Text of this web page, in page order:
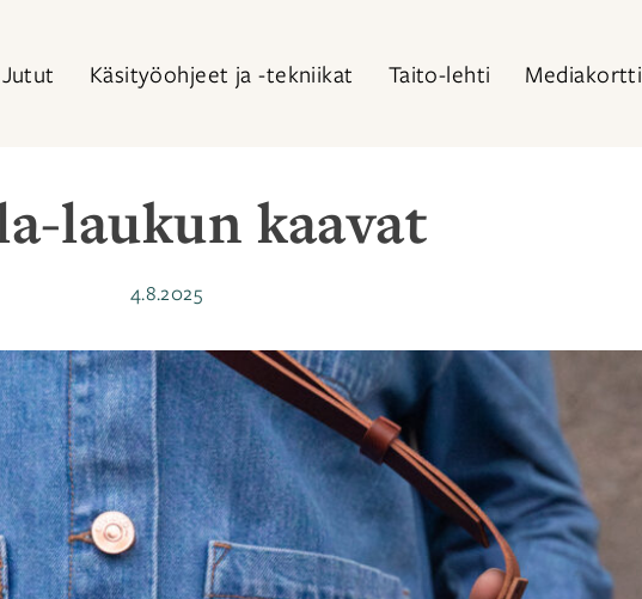
Jutut Käsityöohjeet ja -tekniikat Taito-lehti Mediakortti
laukun kaavat
Julkaistu
4.8.2025